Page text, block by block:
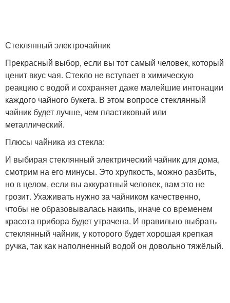
Стеклянный электрочайник
Прекрасный выбор, если вы тот самый человек, который
ценит вкус чая. Стекло не вступает в химическую
реакцию с водой и сохраняет даже малейшие интонации
каждого чайного букета. В этом вопросе стеклянный
чайник будет лучше, чем пластиковый или
металлический.
Плюсы чайника из стекла:
И выбирая стеклянный электрический чайник для дома,
смотрим на его минусы. Это хрупкость, можно разбить,
но в целом, если вы аккуратный человек, вам это не
грозит. Ухаживать нужно за чайником качественно,
чтобы не образовывалась накипь, иначе со временем
красота прибора будет утрачена. И правильно выбрать
стеклянный чайник, у которого будет хорошая крепкая
ручка, так как наполненный водой он довольно тяжёлый.